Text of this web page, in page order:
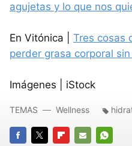
agujetas y lo que nos
En Vitónica | Tres cosas
perder grasa corporal
Imágenes | iStock
TEMAS Wellness